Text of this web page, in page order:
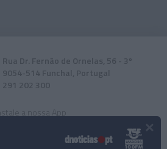
Rua Dr. Fernão de Ornelas, 56 - 3º
9054-514 Funchal, Portugal
291 202 300
Instale a nossa App ×